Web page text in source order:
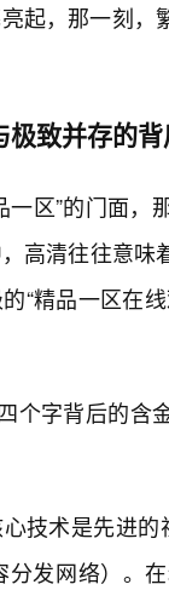
起，那一刻
致并存的
一区”的门面
高清往往意
“精品一区在
个字背后的
技术是先进
分发网络）。